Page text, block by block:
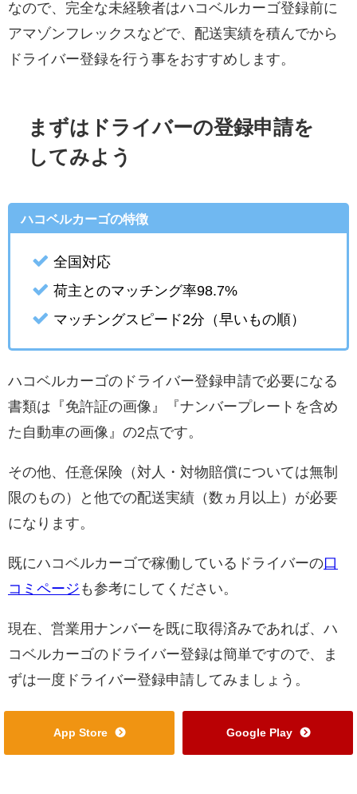
なので、完全な未経験者はハコベルカーゴ登録前に
アマゾンフレックスなどで、配送実績を積んでから
ドライバー登録を行う事をおすすめします。
まずはドライバーの登録申請を
してみよう
ハコベルカーゴの特徴
全国対応
荷主とのマッチング率98.7%
マッチングスピード2分（早いもの順）
ハコベルカーゴのドライバー登録申請で必要になる
書類は『免許証の画像』『ナンバープレートを含め
た自動車の画像』の2点です。
その他、任意保険（対人・対物賠償については無制
限のもの）と他での配送実績（数ヵ月以上）が必要
になります。
既にハコベルカーゴで稼働しているドライバーの口
コミページ も参考にしてください。
現在、営業用ナンバーを既に取得済みであれば、ハ
コベルカーゴのドライバー登録は簡単ですので、ま
ずは一度ドライバー登録申請してみましょう。
App Store Google Play